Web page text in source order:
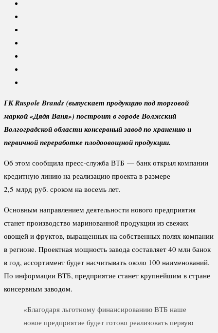
ГК Ruspole Brands (выпускает продукцию под торговой
маркой «Дядя Ваня») построит в городе Волжский
Волгоградской области консервный завод по хранению и
первичной переработке плодоовощной продукции.
Об этом сообщила пресс-служба ВТБ — банк открыл компании
кредитную линию на реализацию проекта в размере
2,5 млрд руб. сроком на восемь лет.
Основным направлением деятельности нового предприятия
станет производство маринованной продукции из свежих
овощей и фруктов, выращенных на собственных полях компании
в регионе. Проектная мощность завода составляет 40 млн банок
в год, ассортимент будет насчитывать около 100 наименований.
По информации ВТБ, предприятие станет крупнейшим в стране
консервным заводом.
«Благодаря льготному финансированию ВТБ наше
новое предприятие будет готово реализовать первую